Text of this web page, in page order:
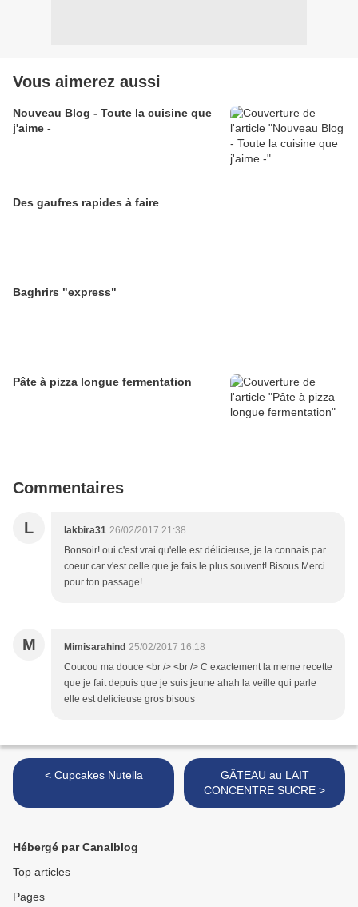
Vous aimerez aussi
Nouveau Blog - Toute la cuisine que
j'aime -
Des gaufres rapides à faire
Baghrirs "express"
Pâte à pizza longue fermentation
Commentaires
L lakbira31 26/02/2017 21:38
Bonsoir! oui c'est vrai qu'elle est délicieuse, je la connais par
coeur car v'est celle que je fais le plus souvent! Bisous.Merci
pour ton passage!
M Mimisarahind 25/02/2017 16:18
Coucou ma douce <br /> <br /> C exactement la meme recette
que je fait depuis que je suis jeune ahah la veille qui parle
elle est delicieuse gros bisous
< Cupcakes Nutella
GÂTEAU au LAIT
CONCENTRE SUCRE >
Hébergé par Canalblog
Top articles
Pages